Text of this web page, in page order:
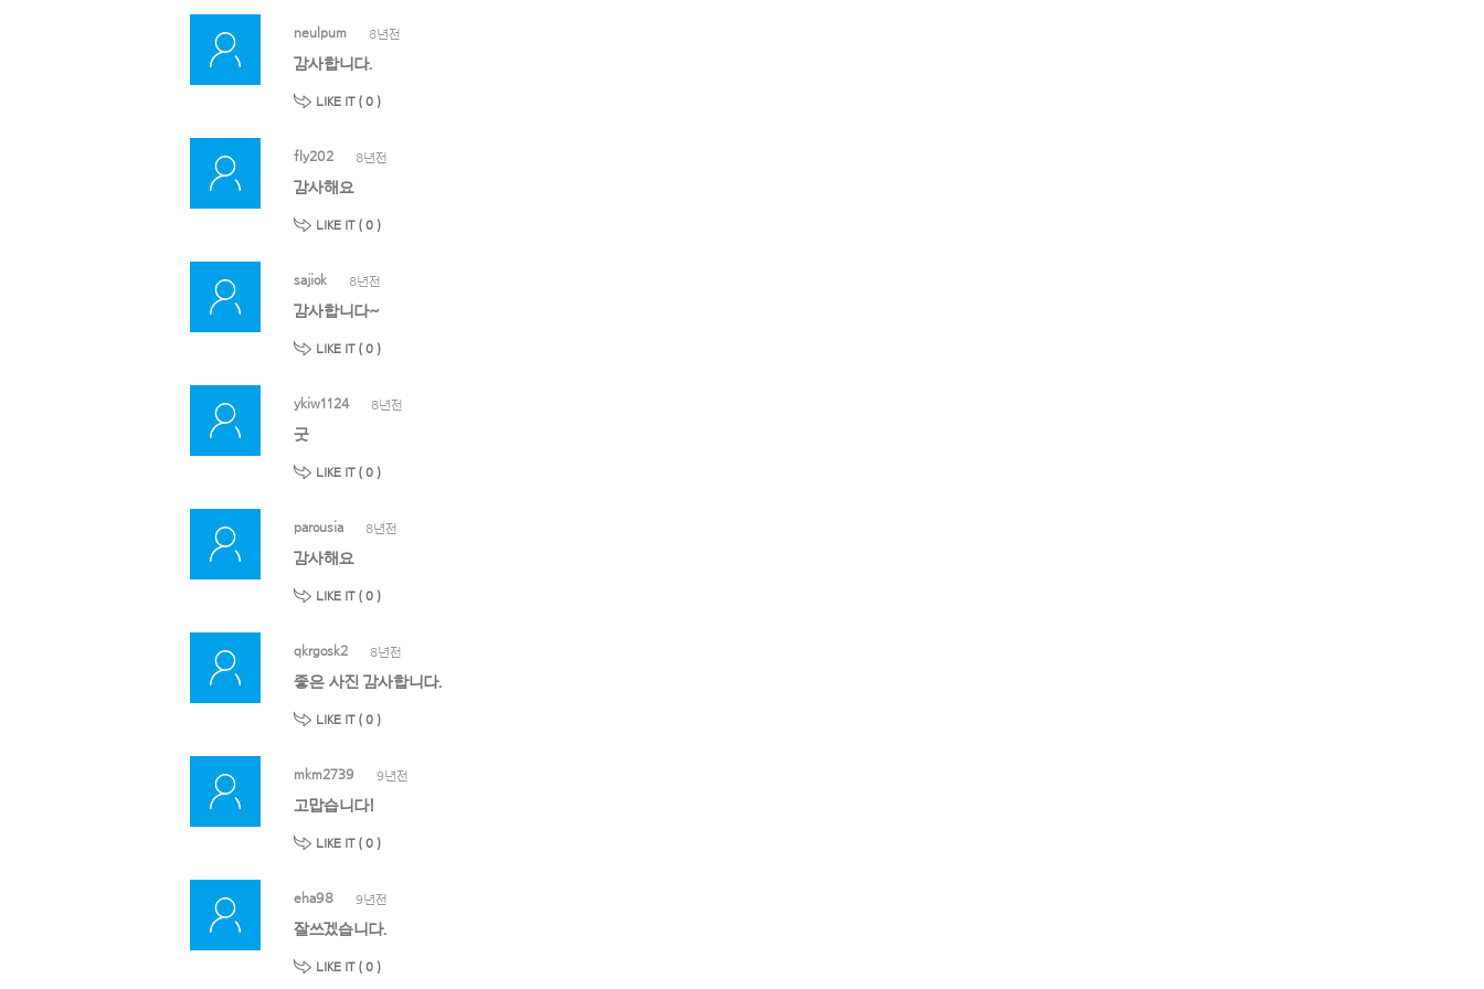
neulpum 8년전
감사합니다.
LIKE IT ( 0 )
fly202 8년전
감사해요
LIKE IT ( 0 )
sajiok 8년전
감사합니다~
LIKE IT ( 0 )
ykiw1124 8년전
굿
LIKE IT ( 0 )
parousia 8년전
감사해요
LIKE IT ( 0 )
qkrgosk2 8년전
좋은 사진 감사합니다.
LIKE IT ( 0 )
mkm2739 9년전
고맙습니다!
LIKE IT ( 0 )
eha98 9년전
잘쓰겠습니다.
LIKE IT ( 0 )